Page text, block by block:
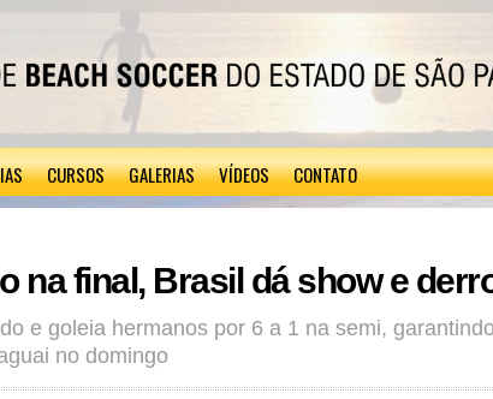
CURSOS GALERIAS VÍDEOS CONTATO
na final, Brasil dá show e
e goleia hermanos por 6 a 1 na semi,
no domingo